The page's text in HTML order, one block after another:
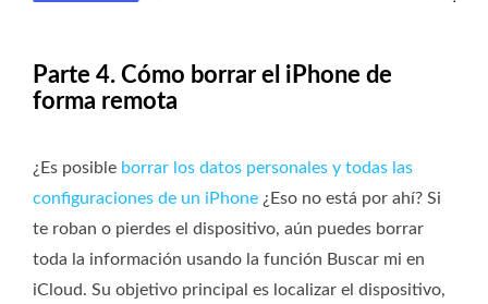
Parte 4. Cómo borrar el iPhone de
forma remota
¿Es posible borrar los datos personales y todas las
configuraciones de un iPhone ¿Eso no está por ahí? Si
te roban o pierdes el dispositivo, aún puedes borrar
toda la información usando la función Buscar mi en
iCloud. Su objetivo principal es localizar el dispositivo,